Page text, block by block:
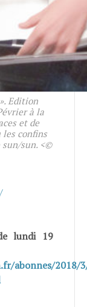
Edition
à la
et de
les confins
sun/sun. <©
lundi 19
abonnes/2018/